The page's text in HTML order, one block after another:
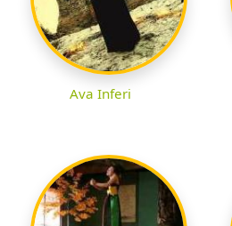
Ava Inferi